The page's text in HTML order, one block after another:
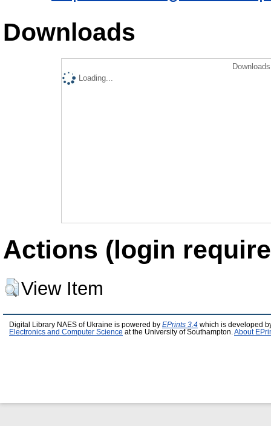
Downloads
Loading...
Actions (login
View Item
Digital Library NAES of Ukraine is powered by EPrints 3.4 which is developed
Electronics and Computer Science at the University of Southampton. About